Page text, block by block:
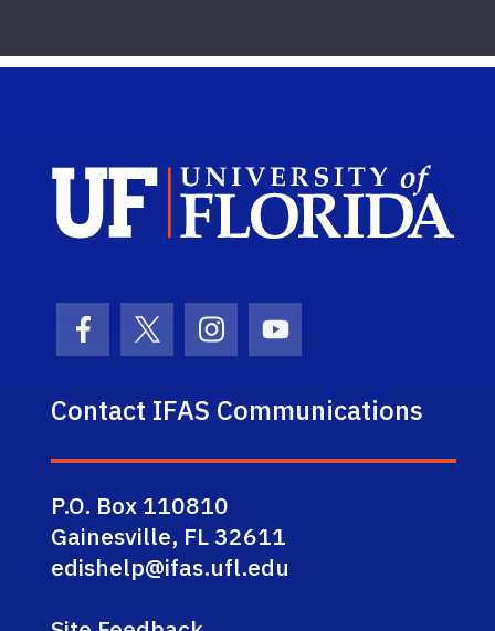
Facebook Icon
Twitter IconInstagram Icon
Youtube Icon
Contact IFAS Communications
P.O. Box 110810
Gainesville, FL 32611
edishelp@ifas.ufl.edu